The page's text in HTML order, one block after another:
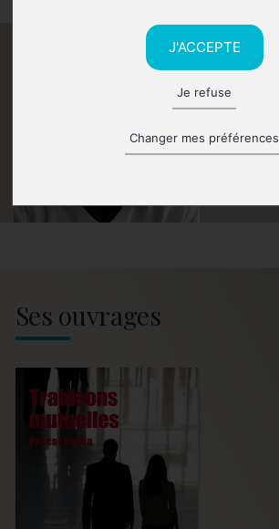
J'ACCEPTE
Je refuse
Changer mes préférences
Ses ouvrages